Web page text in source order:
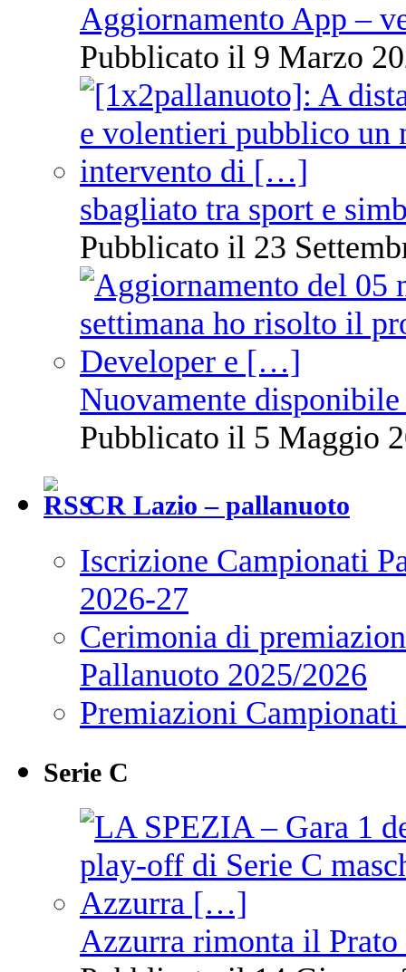
Aggiornamento App –
Pubblicato il 9 Marzo
sbagliato tra sport e
Pubblicato il 23
Nuovamente
Pubblicato il 5 Maggio
CR Lazio – pallanuoto
Iscrizione Campionati
2026-27
Cerimonia di
Pallanuoto 2025/2026
Premiazioni
Serie C
Azzurra rimonta il Prato